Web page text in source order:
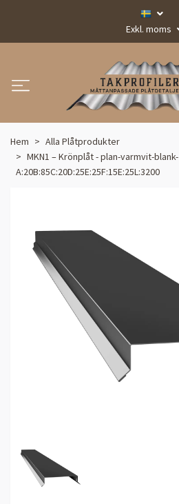
Exkl. moms
Hem
Alla Plåtprodukter
MKN1 – Krönplåt - plan-varmvit-blank-
A:20B:85C:20D:25E:25F:15E:25L:3200